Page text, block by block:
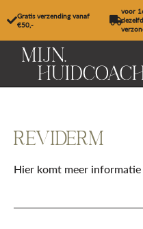
naar
inhoud
Gratis verzending vanaf
€50,-
voor
REVIDERM
Hier komt meer